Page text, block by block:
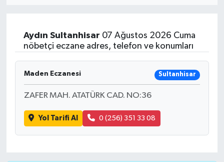
Aydın Sultanhisar 07 Ağustos 2026 Cuma
nöbetçi eczane adres, telefon ve konumları
Maden Eczanesi Sultanhisar
ZAFER MAH. ATATÜRK CAD. NO:36
Yol Tarifi Al 0 (256) 351 33 08
Gazipaşa